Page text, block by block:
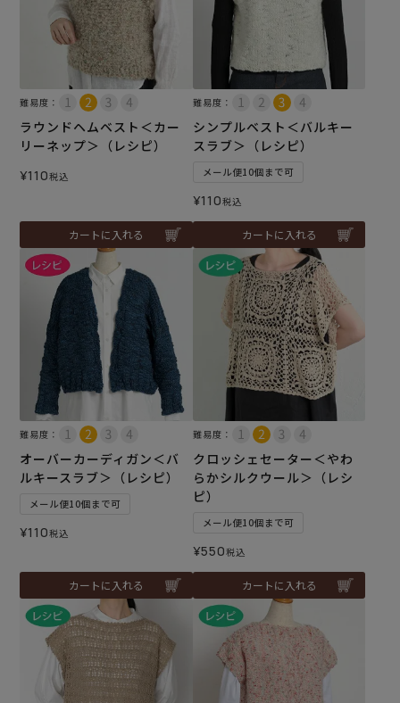
難易度：
ラウンドヘムベスト＜カー
リーネップ＞（レシピ）
¥110税込
カートに入れる
難易度：
シンプルベスト＜バルキー
スラブ＞（レシピ）
メール便10個まで可
¥110税込
カートに入れる
難易度：
オーバーカーディガン＜バ
ルキースラブ＞（レシピ）
メール便10個まで可
¥110税込
カートに入れる
難易度：
クロッシェセーター＜やわ
らかシルクウール＞（レシ
ピ）
メール便10個まで可
¥550税込
カートに入れる